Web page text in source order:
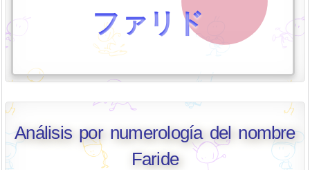
ファリド
Análisis por numerología del nombre
Faride